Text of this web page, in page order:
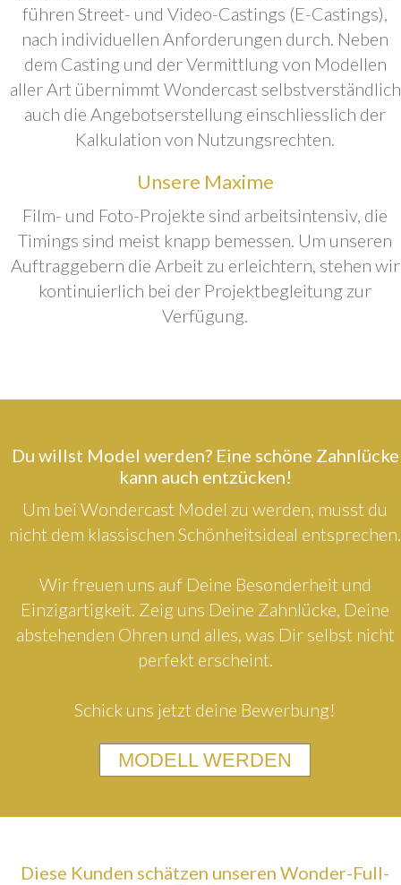
führen Street- und Video-Castings (E-Castings),
nach individuellen Anforderungen durch. Neben
dem Casting und der Vermittlung von Modellen
aller Art übernimmt Wondercast selbstverständlich
auch die Angebotserstellung einschliesslich der
Kalkulation von Nutzungsrechten.
Unsere Maxime
Film- und Foto-Projekte sind arbeitsintensiv, die
Timings sind meist knapp bemessen. Um unseren
Auftraggebern die Arbeit zu erleichtern, stehen wir
kontinuierlich bei der Projektbegleitung zur
Verfügung.
Du willst Model werden? Eine schöne Zahnlücke
kann auch entzücken!
Um bei Wondercast Model zu werden, musst du
nicht dem klassischen Schönheitsideal entsprechen.
Wir freuen uns auf Deine Besonderheit und
Einzigartigkeit. Zeig uns Deine Zahnlücke, Deine
abstehenden Ohren und alles, was Dir selbst nicht
perfekt erscheint.
Schick uns jetzt deine Bewerbung!
MODELL WERDEN
Diese Kunden schätzen unseren Wonder-Full-